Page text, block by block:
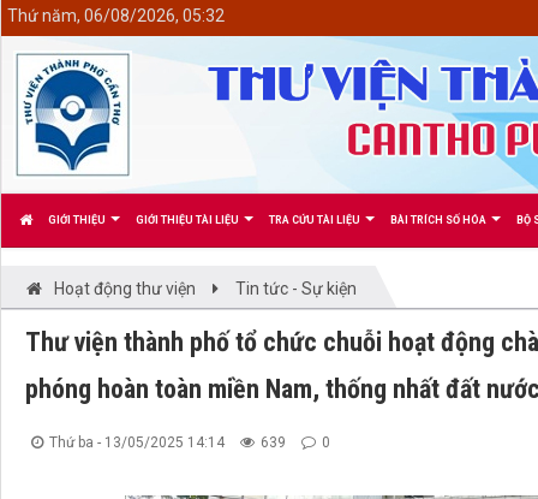
GIỚI THIỆU GIỚI THIỆU TÀI LIỆU TRA CỨU TÀI LIỆU BÀI TRÍCH SỐ HÓA BỘ
Thứ năm, 06/08/2026, 05:32
Hoạt động thư viện Tin tức - Sự kiện
Thư viện thành phố tổ chức chuỗi hoạt động
phóng hoàn toàn miền Nam, thống nhất đất
Thứ ba - 13/05/2025 14:14 639 0
<